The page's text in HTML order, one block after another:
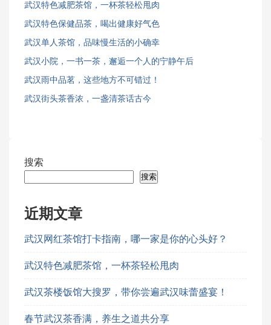
武汉特色减肥茶馆，一杯茶轻松甩肉
武汉特色保健品茶，喝出健康好气色
武汉单人茶馆，品味慢生活的小确幸
武汉小院，一书一茶，邂逅一个人的宁静午后
武汉雨中品茗，这些地方不可错过！
武汉街头茶香浓，一盏清茶话古今
搜索
搜索
近期文章
武汉网红茶馆打卡指南，哪一家是你的心头好？
武汉特色减肥茶馆，一杯茶轻松甩肉
武汉茶楼饭馆大搜罗，带你尝遍武汉味蕾盛宴！
春节武汉茶香满，养生之道共分享